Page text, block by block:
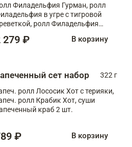
Филадельфия Гурман, ролл
в угре с тигровой
ролл Филадельфия
279 ₽ В корзину
сет набор
322 г
ролл Лососик Хот с терияки,
ролл Крабик Хот, суши
краб 2 шт.
₽ В корзину